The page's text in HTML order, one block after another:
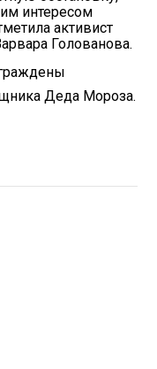
интересом
активист
Голованова.
Деда Мороза.